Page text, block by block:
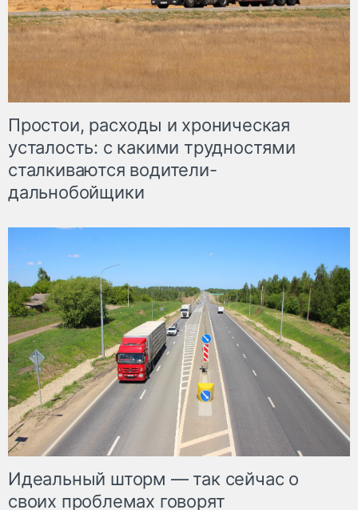
Простои, расходы и хроническая
усталость: с какими трудностями
сталкиваются водители-
дальнобойщики
Идеальный шторм — так сейчас о
своих проблемах говорят